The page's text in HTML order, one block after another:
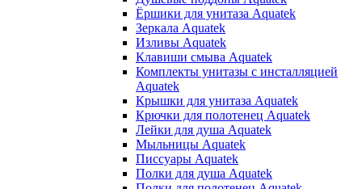
Ёршики для унитаза Aquatek
Зеркала Aquatek
Изливы Aquatek
Клавиши смыва Aquatek
Комплекты унитазы с инсталляцией
Aquatek
Крышки для унитаза Aquatek
Крючки для полотенец Aquatek
Лейки для душа Aquatek
Мыльницы Aquatek
Писсуары Aquatek
Полки для душа Aquatek